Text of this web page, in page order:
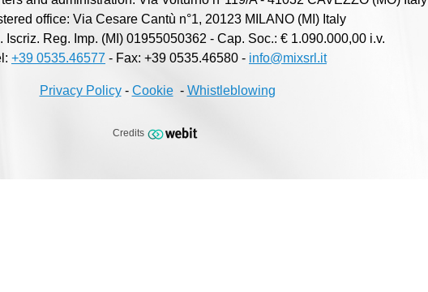
office: Via Cesare Cantù n°1, 20123 MILANO (MI) Italy
Iscriz. Reg. Imp. (MI) 01955050362 - Cap. Soc.: € 1.090.000,00 i.v.
+39 0535.46577 - Fax: +39 0535.46580 - info@mixsrl.it
Privacy Policy- Cookie- Whistleblowing
Credits